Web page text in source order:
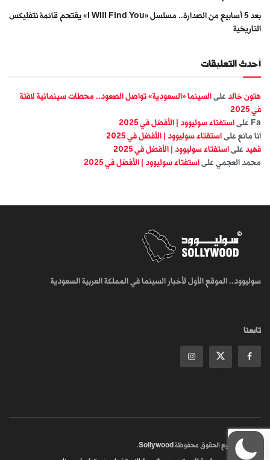
بعد 5 أسابيع من الصدارة.. مسلسل «I Will Find You» يقتحم قائمة نتفليكس
التاريخية
أحدث التعليقات
هتون خالد على السينما «السعودية» تواصل الصعود.. محطات سينمائية لافتة
في 2025
Fa على استفتاء سوليوود | الأفضل في 2025
انا مانع على استفتاء سوليوود | الأفضل في 2025
فهيد على استفتاء سوليوود | الأفضل في 2025
محمد العجمي على استفتاء سوليوود | الأفضل في 2025
سوليوود.. الموقع الأول لأخبار السينما في المملكة العربية السعودية
تابعنا
جميع الحقوق محفوظة Sollywood
.